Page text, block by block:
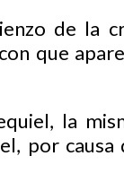
de la
que
la
por